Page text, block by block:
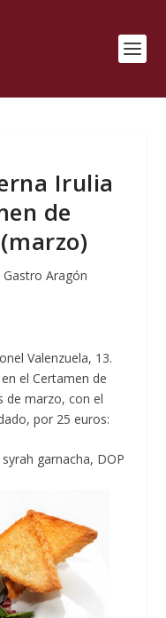
Irulia
de
Gastro Aragón
Valenzuela, 13.
el Certamen de
de marzo, con el
por 25 euros:
garnacha, DOP